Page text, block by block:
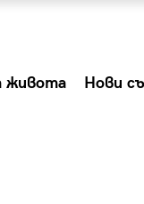
живота Нови